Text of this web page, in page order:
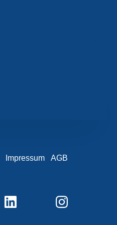
Impressum
AGB